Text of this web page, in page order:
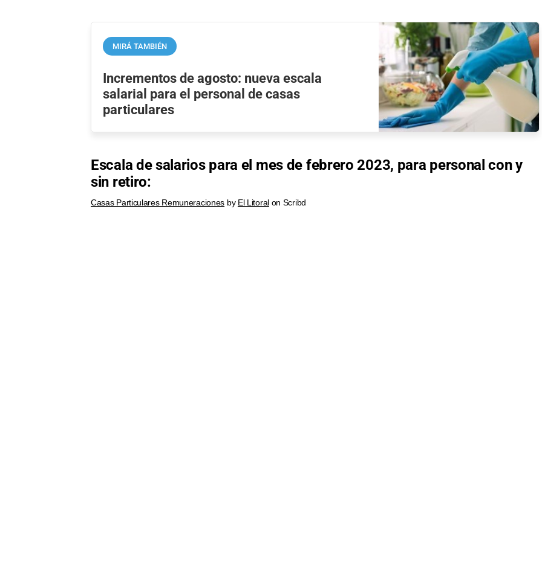
MIRÁ TAMBIÉN
Incrementos de agosto: nueva escala
salarial para el personal de casas
particulares
Escala de salarios para el mes de febrero 2023, para personal con y
sin retiro:
Casas Particulares Remuneraciones by El Litoralon Scribd